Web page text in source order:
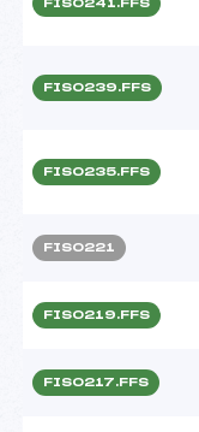
FIS0241.FFS
FIS0239.FFS
FIS0235.FFS
FIS0221
FIS0219.FFS
FIS0217.FFS